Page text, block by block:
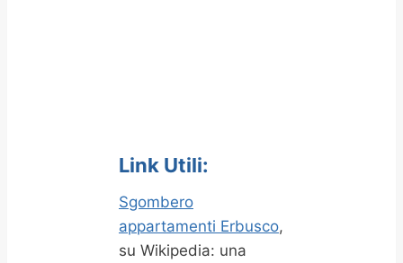
Link Utili:
Sgombero
appartamenti Erbusco,
su Wikipedia: una